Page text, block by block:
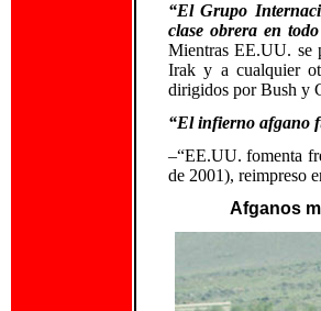
“El Grupo
clase obrera en
Mientras EE.UU. se
Irak y a cualquier
dirigidos por Bush y
“El infierno afgano
–“EE.UU. fomenta
de 2001), reimpreso
Afganos